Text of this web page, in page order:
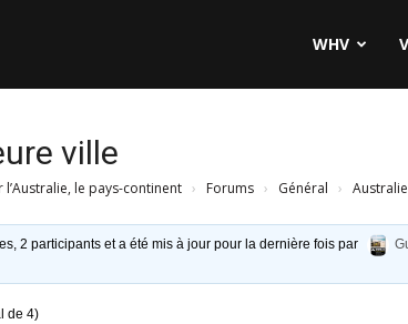
WHV
ville
le pays-continent › Forums › Général ›
2 participants et a été mis à jour pour la dernière fois par
de 4)